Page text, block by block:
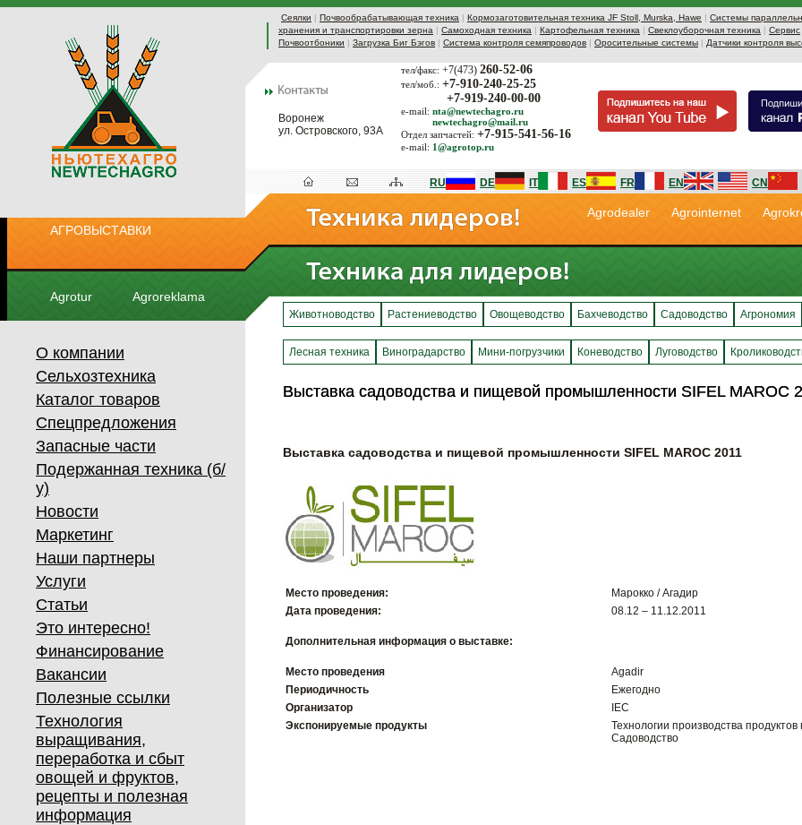
Сеялки | Почвообрабатывающая техника | Кормозаготовительная техника JF Stoll, Murska, Hawe | Системы
хранения и транспортировки зерна | Самоходная техника | Картофельная техника | Свеклоуборочная техника | Сервис
Почвоотбоники | Загрузка Биг Бэгов | Система контроля семяпроводов | Оросительные системы | Датчики контроля
Воронеж
ул. Островского, 93А
тел/факс: +7(473) 260-52-06
тел/моб.: +7-910-240-25-25
+7-919-240-00-00
e-mail: nta@newtechagro.ru
newtechagro@mail.ru
Отдел запчастей: +7-915-541-56-16
e-mail: 1@agrotop.ru
АГРОВЫСТАВКИ
Agrotur Agroreklama
RU DE IT ES FR EN CN
Agrodealer Agrointernet
О компании
Сельхозтехника
Каталог товаров
Спецпредложения
Запасные части
Подержанная техника (б/
у)
Новости
Маркетинг
Наши партнеры
Услуги
Статьи
Это интересно!
Финансирование
Вакансии
Полезные ссылки
Технология
выращивания,
переработка и сбыт
овощей и фруктов,
рецепты и полезная
информация
Животноводство Растениеводство Овощеводство Бахчеводство Садоводство Агрономия
Лесная техника Виноградарство Мини-погрузчики Коневодство Луговодство
Выставка садоводства и пищевой промышленности SIFEL MAROC
Выставка садоводства и пищевой промышленности SIFEL MAROC
Выставка садоводства и пищевой промышленности SIFEL MAROC 2011
Место проведения:
Марокко / Агадир
Дата проведения:
08.12 – 11.12.2011
Дополнительная информация о выставке:
Место проведения
Agadir
Периодичность
Ежегодно
Организатор
IEC
Экспонируемые продукты
Технологии производства продуктов
Садоводство